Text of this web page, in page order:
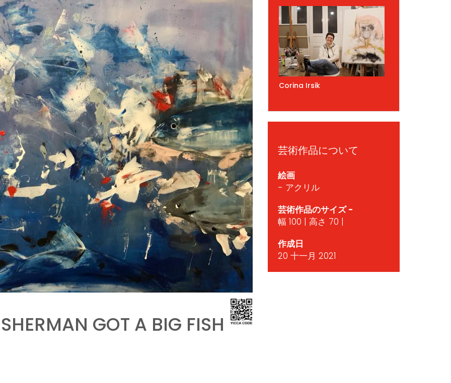
GOT A BIG FISH
Corina Irsik
芸術作品について
絵画
- アクリル
芸術作品のサイズ -
幅 100 | 高さ 70 |
作成日
20 十一月 2021